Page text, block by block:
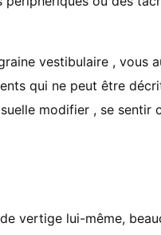
vestibulaire , vous
qui ne peut être
modifier , se sentir
vertige lui-même,